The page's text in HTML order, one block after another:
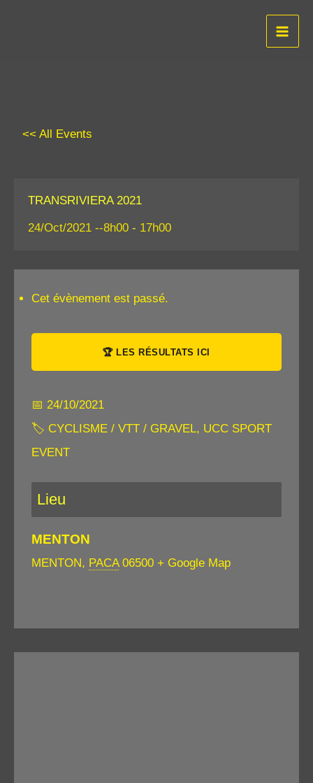
<< All Events
TRANSRIVIERA 2021
24/Oct/2021 --8h00 - 17h00
Cet évènement est passé.
🏆 LES RÉSULTATS ICI
📅 24/10/2021
🏷 CYCLISME / VTT / GRAVEL, UCC SPORT
EVENT
Lieu
MENTON
MENTON, PACA 06500 + Google Map